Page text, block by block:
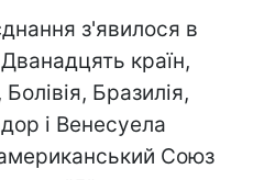
з'явилося в
країн,
Бразилія,
і Венесуела
Союз